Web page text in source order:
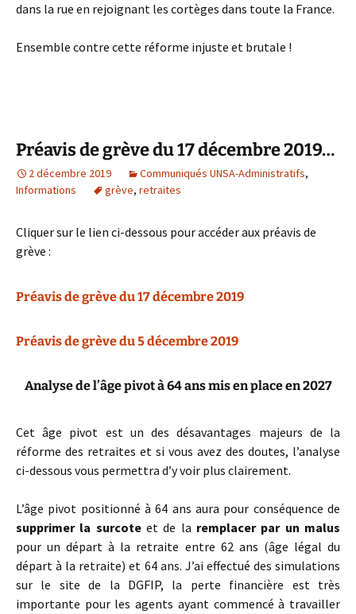
dans la rue en rejoignant les cortèges dans toute la France.
Ensemble contre cette réforme injuste et brutale !
Préavis de grève du 17 décembre 2019…
2 décembre 2019 Communiqués UNSA-Administratifs,
Informations
grève, retraites
Cliquer sur le lien ci-dessous pour accéder aux préavis de
grève :
Préavis de grève du 17 décembre 2019
Préavis de grève du 5 décembre 2019
Analyse de l’âge pivot à 64 ans mis en place en 2027
Cet âge pivot est un des désavantages majeurs de la
réforme des retraites et si vous avez des doutes, l’analyse
ci-dessous vous permettra d’y voir plus clairement.
L’âge pivot positionné à 64 ans aura pour conséquence de
supprimer la surcoteet de la remplacer par un malus
pour un départ à la retraite entre 62 ans (âge légal du
départ à la retraite) et 64 ans. J’ai effectué des simulations
sur le site de la DGFIP, la perte financière est très
importante pour les agents ayant commencé à travailler